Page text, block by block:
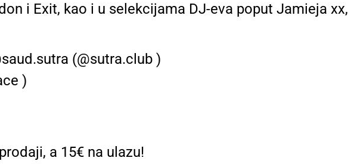
i Exit, kao i u selekcijama DJ-eva poput Jamieja
(@sutra.club )
)
a 15€ na ulazu!